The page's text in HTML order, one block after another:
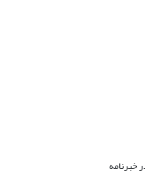
خبرنامه